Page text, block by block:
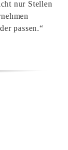
nur Stellen
passen.“